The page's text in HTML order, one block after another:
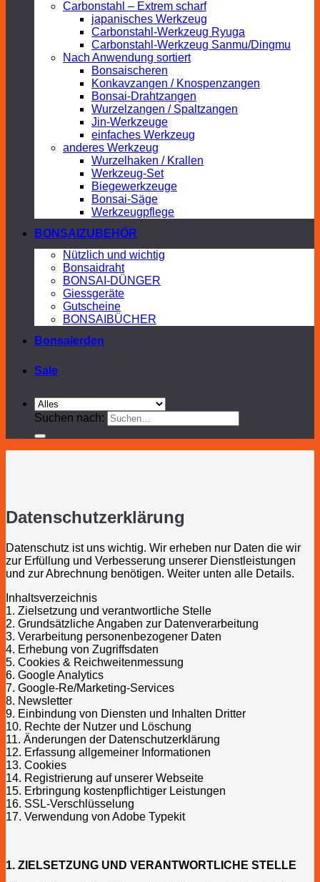
Carbonstahl – Extrem scharf
japanisches Werkzeug
Carbonstahl-Werkzeug Ryuga
Carbonstahl-Werkzeug Sanmu/Dingmu
Nach Anwendung sortiert
Bonsaischeren
Konkavzangen / Knospenzangen
Bonsai-Drahtzangen
Wurzelzangen / Spaltzangen
Jin-Werkzeuge
einfaches Werkzeug
anderes Werkzeug
Wurzelhaken / Krallen
Werkzeug-Set
Biegewerkzeuge
Bonsai-Säge
Werkzeugpflege
BONSAIZUBEHÖR
Nützlich und wichtig
Bonsaidraht
BONSAI-DÜNGER
Giessgeräte
Gutscheine
BONSAIBÜCHER
Bonsaierden
Sale
Suchen nach:
Datenschutzerklärung
Datenschutz ist uns wichtig. Wir erheben nur Daten die wir
zur Erfüllung und Verbesserung unserer Dienstleistungen
und zur Abrechnung benötigen. Weiter unten alle Details.
Inhaltsverzeichnis
1. Zielsetzung und verantwortliche Stelle
2. Grundsätzliche Angaben zur Datenverarbeitung
3. Verarbeitung personenbezogener Daten
4. Erhebung von Zugriffsdaten
5. Cookies & Reichweitenmessung
6. Google Analytics
7. Google-Re/Marketing-Services
8. Newsletter
9. Einbindung von Diensten und Inhalten Dritter
10. Rechte der Nutzer und Löschung
11. Änderungen der Datenschutzerklärung
12. Erfassung allgemeiner Informationen
13. Cookies
14. Registrierung auf unserer Webseite
15. Erbringung kostenpflichtiger Leistungen
16. SSL-Verschlüsselung
17. Verwendung von Adobe Typekit
1. ZIELSETZUNG UND VERANTWORTLICHE STELLE